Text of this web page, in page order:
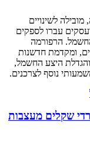
לשינויים
מעל 300,000 בתי אב ועסקים עברו לספקים
7%-20% על חשבון החשמל. הרפורמה
ומקדמת חדשנות
והגדלת היצע החשמל,
נוסף לצרכנים.
שקלים מעצבות